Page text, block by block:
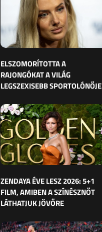
ELSZOMORÍTOTTA A
RAJONGÓKAT A VILÁG
LEGSZEXISEBB SPORTOLÓNŐJE
ZENDAYA ÉVE LESZ 2026: 5+1
FILM, AMIBEN A SZÍNÉSZNŐT
LÁTHATJUK JÖVŐRE